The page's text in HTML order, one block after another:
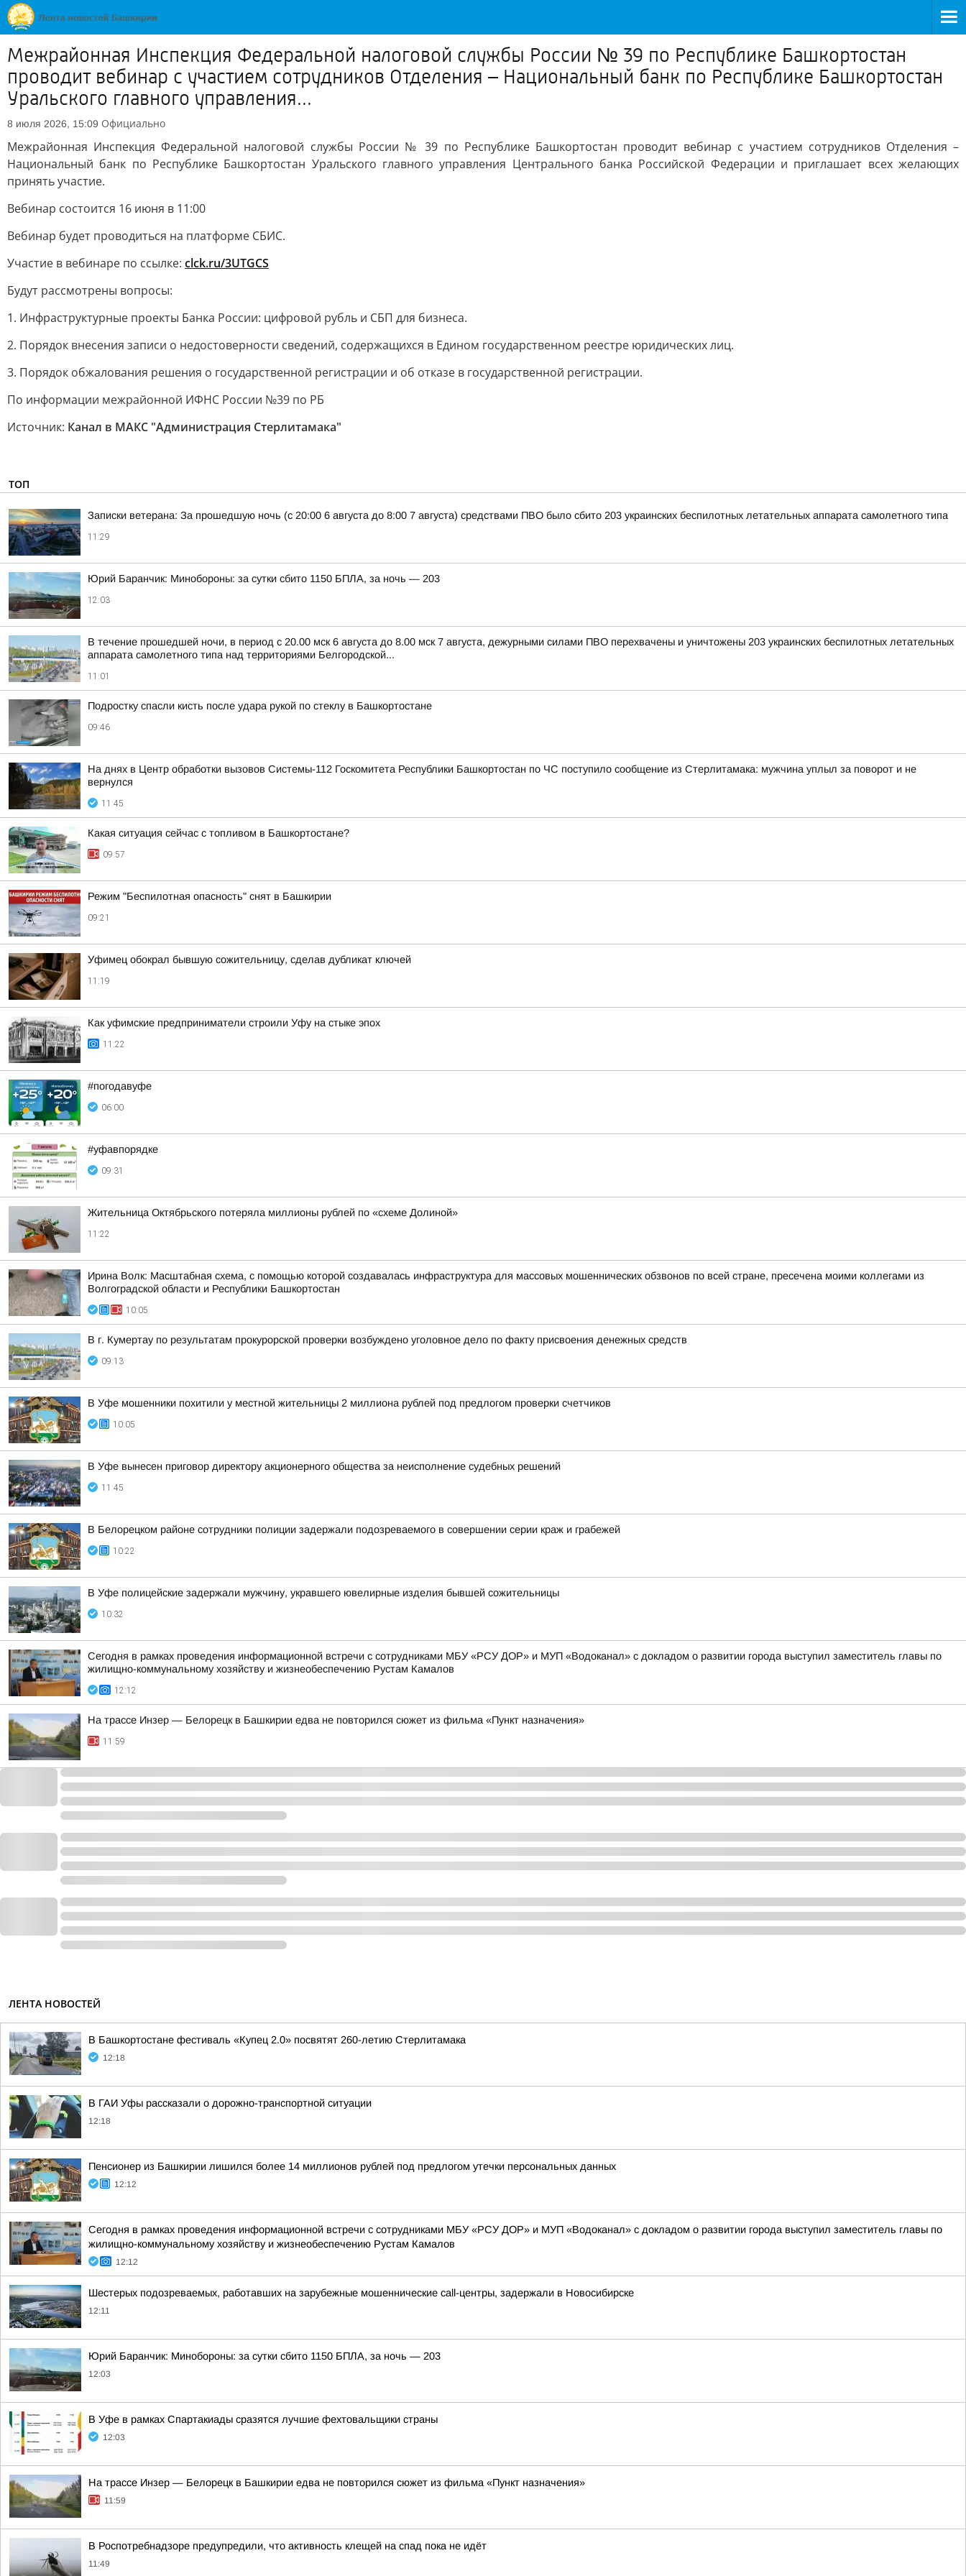
Межрайонная Инспекция Федеральной налоговой службы России № 39 по Республике Башкортостан
проводит вебинар с участием сотрудников Отделения – Национальный банк по Республике Башкортостан
Уральского главного управления...
8 июля 2026, 15:09 Официально
Межрайонная Инспекция Федеральной налоговой службы России № 39 по Республике Башкортостан проводит вебинар с участием сотрудников Отделения –
Национальный банк по Республике Башкортостан Уральского главного управления Центрального банка Российской Федерации и приглашает всех желающих
принять участие.
Вебинар состоится 16 июня в 11:00
Вебинар будет проводиться на платформе СБИС.
Участие в вебинаре по ссылке: clck.ru/3UTGCS
Будут рассмотрены вопросы:
1. Инфраструктурные проекты Банка России: цифровой рубль и СБП для бизнеса.
2. Порядок внесения записи о недостоверности сведений, содержащихся в Едином государственном реестре юридических лиц.
3. Порядок обжалования решения о государственной регистрации и об отказе в государственной регистрации.
По информации межрайонной ИФНС России №39 по РБ
Источник: Канал в МАКС "Администрация Стерлитамака"
ТОП
Записки ветерана: За прошедшую ночь (с 20:00 6 августа до 8:00 7 августа) средствами ПВО было сбито 203 украинских беспилотных летательных аппарата самолетного типа
11:29
Юрий Баранчик: Минобороны: за сутки сбито 1150 БПЛА, за ночь — 203
12:03
В течение прошедшей ночи, в период с 20.00 мск 6 августа до 8.00 мск 7 августа, дежурными силами ПВО перехвачены и уничтожены 203 украинских беспилотных летательных
аппарата самолетного типа над территориями Белгородской...
11:01
Подростку спасли кисть после удара рукой по стеклу в Башкортостане
09:46
На днях в Центр обработки вызовов Системы-112 Госкомитета Республики Башкортостан по ЧС поступило сообщение из Стерлитамака: мужчина уплыл за поворот и не
вернулся
11:45
Какая ситуация сейчас с топливом в Башкортостане?
09:57
Режим "Беспилотная опасность" снят в Башкирии
09:21
Уфимец обокрал бывшую сожительницу, сделав дубликат ключей
11:19
Как уфимские предприниматели строили Уфу на стыке эпох
11:22
#погодавуфе
06:00
#уфавпорядке
09:31
Жительница Октябрьского потеряла миллионы рублей по «схеме Долиной»
11:22
Ирина Волк: Масштабная схема, с помощью которой создавалась инфраструктура для массовых мошеннических обзвонов по всей стране, пресечена моими коллегами из
Волгоградской области и Республики Башкортостан
10:05
В г. Кумертау по результатам прокурорской проверки возбуждено уголовное дело по факту присвоения денежных средств
09:13
В Уфе мошенники похитили у местной жительницы 2 миллиона рублей под предлогом проверки счетчиков
10:05
В Уфе вынесен приговор директору акционерного общества за неисполнение судебных решений
11:45
В Белорецком районе сотрудники полиции задержали подозреваемого в совершении серии краж и грабежей
10:22
В Уфе полицейские задержали мужчину, укравшего ювелирные изделия бывшей сожительницы
10:32
Сегодня в рамках проведения информационной встречи с сотрудниками МБУ «РСУ ДОР» и МУП «Водоканал» с докладом о развитии города выступил заместитель главы по
жилищно-коммунальному хозяйству и жизнеобеспечению Рустам Камалов
12:12
На трассе Инзер — Белорецк в Башкирии едва не повторился сюжет из фильма «Пункт назначения»
11:59
ЛЕНТА НОВОСТЕЙ
В Башкортостане фестиваль «Купец 2.0» посвятят 260-летию Стерлитамака
12:18
В ГАИ Уфы рассказали о дорожно-транспортной ситуации
12:18
Пенсионер из Башкирии лишился более 14 миллионов рублей под предлогом утечки персональных данных
12:12
Сегодня в рамках проведения информационной встречи с сотрудниками МБУ «РСУ ДОР» и МУП «Водоканал» с докладом о развитии города выступил заместитель главы по
жилищно-коммунальному хозяйству и жизнеобеспечению Рустам Камалов
12:12
Шестерых подозреваемых, работавших на зарубежные мошеннические call-центры, задержали в Новосибирске
12:11
Юрий Баранчик: Минобороны: за сутки сбито 1150 БПЛА, за ночь — 203
12:03
В Уфе в рамках Спартакиады сразятся лучшие фехтовальщики страны
12:03
На трассе Инзер — Белорецк в Башкирии едва не повторился сюжет из фильма «Пункт назначения»
11:59
В Роспотребнадзоре предупредили, что активность клещей на спад пока не идёт
11:49